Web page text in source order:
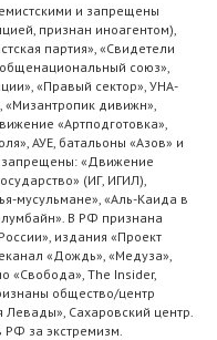
и запрещены
признан иноагентом),
партия», «Свидетели
союз»,
«Правый сектор», УНА-
дивижн»,
«Артподготовка»,
АУЕ, батальоны «Азов» и
запрещены: «Движение
(ИГ, ИГИЛ),
мусульмане», «Аль-Каида в
В РФ признана
издания «Проект
«Дождь», «Медуза»,
«Свобода», The Insider,
общество/центр
Сахаровский центр.
за экстремизм.